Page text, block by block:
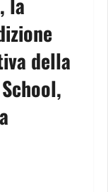
della